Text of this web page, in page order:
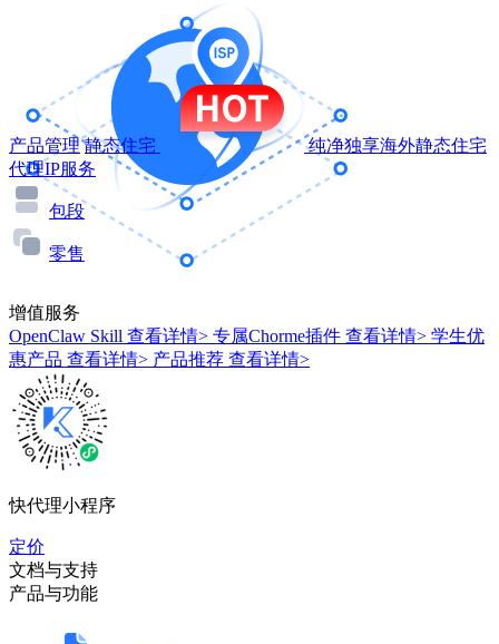
产品管理 静态住宅
纯净独享海外静态住宅
代理IP服务
包段
零售
增值服务
OpenClaw Skill 查看详情> 专属Chorme插件 查看详情> 学生优
惠产品 查看详情> 产品推荐 查看详情>
快代理小程序
定价
文档与支持
产品与功能